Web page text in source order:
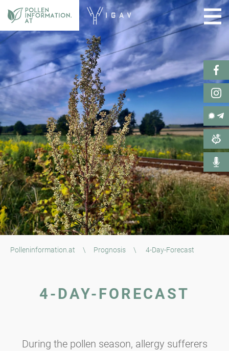
Polleninformation.at \ Prognosis \ 4-Day-Forecast
4-DAY-FORECAST
During the pollen season, allergy sufferers